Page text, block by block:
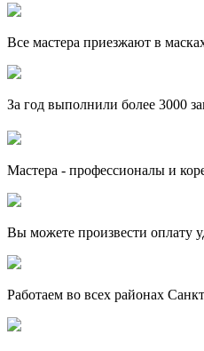
Все мастера приезжают в
За год выполнили более 3000
Мастера - профессионалы и
Вы можете произвести оплату
Работаем во всех районах